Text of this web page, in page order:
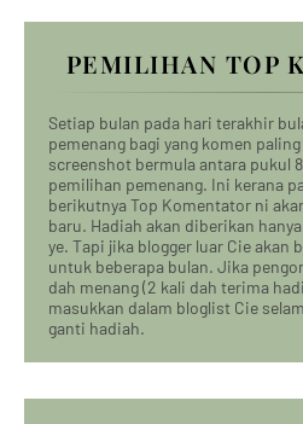
PEMILIHAN TOP
Setiap bulan pada hari terakhir
pemenang bagi yang komen
screenshot bermula antara pukul
pemilihan pemenang. Ini kerana
berikutnya Top Komentator ni
baru. Hadiah akan diberikan
ye. Tapi jika blogger luar Cie akan
untuk beberapa bulan. Jika
dah menang (2 kali dah terima
masukkan dalam bloglist Cie
ganti hadiah.